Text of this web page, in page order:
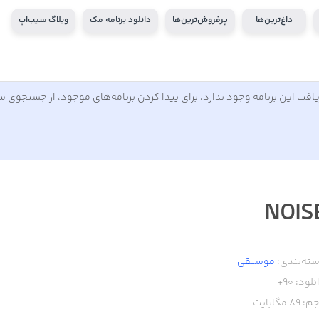
داغ‌ترین‌ها پرفروش‌ترین‌ها دانلود برنامه مک وبلاگ سیب‌اپ
این برنامه وجود ندارد. برای پیدا کردن برنامه‌های موجود، از
موسیقی
90+
89 مگابایت